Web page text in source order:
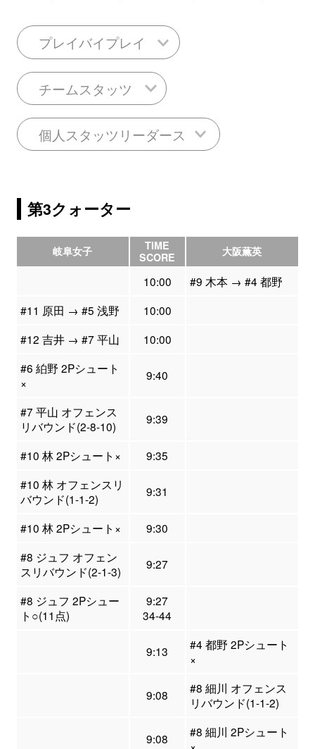
プレイバイプレイ
チームスタッツ
個人スタッツリーダース
第3クォーター
岐阜女子
TIME
SCORE
大阪薫英
10:00
#9 木本 → #4 都野
#11 原田 → #5 浅野
10:00
#12 吉井 → #7 平山
10:00
#6 絈野 2Pシュート
×
9:40
#7 平山 オフェンス
リバウンド(2-8-10)
9:39
#10 林 2Pシュート×
9:35
#10 林 オフェンスリ
バウンド(1-1-2)
9:31
#10 林 2Pシュート×
9:30
#8 ジュフ オフェン
スリバウンド(2-1-3)
9:27
#8 ジュフ 2Pシュー
ト○(11点)
9:27
34-44
9:13
#4 都野 2Pシュート
×
9:08
#8 細川 オフェンス
リバウンド(1-1-2)
9:08
#8 細川 2Pシュート